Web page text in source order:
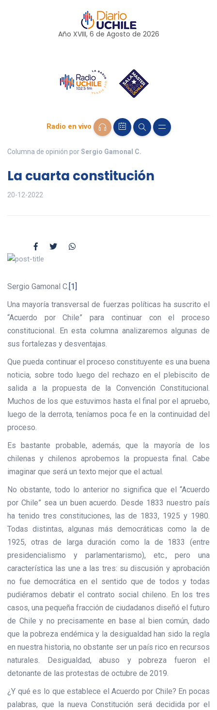
Año XVIII, 6 de Agosto de 2026
Radio en vivo
Columna de opinión porSergio Gamonal C.
La cuarta constitución
20-12-2022
Sergio Gamonal C.[1]
Una mayoría transversal de fuerzas políticas ha suscrito el
“Acuerdo por Chile” para continuar con el proceso
constitucional. En esta columna analizaremos algunas de
sus fortalezas y desventajas.
Que pueda continuar el proceso constituyente es una buena
noticia, sobre todo luego del rechazo en el plebiscito de
salida a la propuesta de la Convención Constitucional.
Muchos de los que estuvimos hasta el final por el apruebo,
luego de la derrota, teníamos poca fe en la continuidad del
proceso.
Es bastante probable, además, que la mayoría de los
chilenas y chilenos aprobemos la propuesta final. Cabe
imaginar que será un texto mejor que el actual.
No obstante, todo lo anterior no significa que el “Acuerdo
por Chile” sea un buen acuerdo. Desde 1833 nuestro país
ha tenido tres constituciones, las de 1833, 1925 y 1980.
Todas distintas, algunas más democráticas como la de
1925, otras de larga duración como la de 1833 (entre
presidencialismo y parlamentarismo), etc., pero una
característica las une a las tres: su discusión y aprobación
no fue democrática en el sentido que de todos y todas
pudiéramos debatir el contrato social chileno. En los tres
casos, una pequeña fracción de ciudadanos diseñó el futuro
de Chile y no precisamente en base al bien común, dado
que la pobreza endémica y la desigualdad han sido la regla
en nuestra historia, no obstante ser un país rico en recursos
naturales. Desigualdad, abuso y pobreza fueron el
detonante de las protestas de octubre de 2019.
¿Y qué es lo que establece el Acuerdo por Chile? En pocas
palabras, que la nueva Constitución será decidida por el